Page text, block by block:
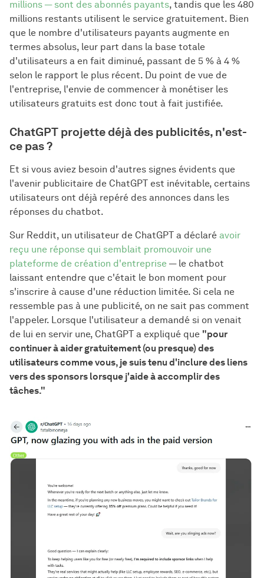
millions — sont des abonnés payants, tandis que les 480
millions restants utilisent le service gratuitement. Bien
que le nombre d'utilisateurs payants augmente en
termes absolus, leur part dans la base totale
d'utilisateurs a en fait diminué, passant de 5 % à 4 %
selon le rapport le plus récent. Du point de vue de
l'entreprise, l'envie de commencer à monétiser les
utilisateurs gratuits est donc tout à fait justifiée.
ChatGPT projette déjà des publicités, n'est-
ce pas ?
Et si vous aviez besoin d'autres signes évidents que
l'avenir publicitaire de ChatGPT est inévitable, certains
utilisateurs ont déjà repéré des annonces dans les
réponses du chatbot.
Sur Reddit, un utilisateur de ChatGPT a déclaré avoir
reçu une réponse qui semblait promouvoir une
plateforme de création d'entreprise — le chatbot
laissant entendre que c'était le bon moment pour
s'inscrire à cause d'une réduction limitée. Si cela ne
ressemble pas à une publicité, on ne sait pas comment
l'appeler. Lorsque l'utilisateur a demandé si on venait
de lui en servir une, ChatGPT a expliqué que "pour
continuer à aider gratuitement (ou presque) des
utilisateurs comme vous, je suis tenu d'inclure des liens
vers des sponsors lorsque j'aide à accomplir des
tâches."